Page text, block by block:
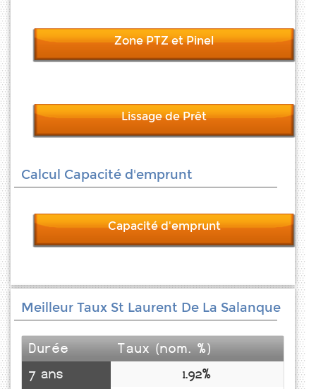
Zone PTZ et Pinel
Lissage de Prêt
Calcul Capacité d'emprunt
Capacité d'emprunt
Meilleur Taux St Laurent De La Salanque
Durée
Taux (nom. %)
7 ans
1.92%